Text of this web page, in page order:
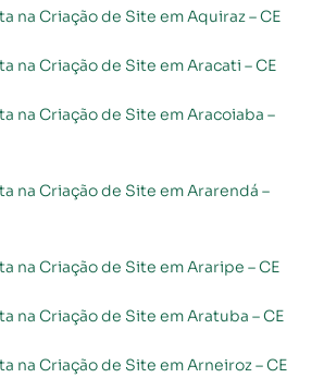
na Criação de Site em Aquiraz – CE
na Criação de Site em Aracati – CE
na Criação de Site em Aracoiaba –
na Criação de Site em Ararendá –
na Criação de Site em Araripe – CE
na Criação de Site em Aratuba – CE
na Criação de Site em Arneiroz – CE